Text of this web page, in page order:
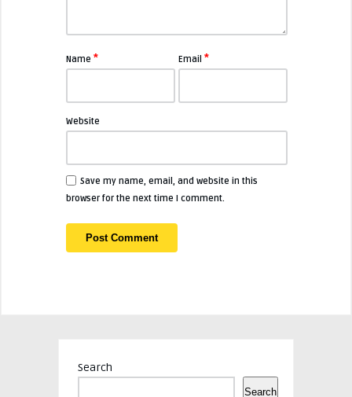
Name * Email*
Website
Save my name, email, and website in this
browser for the next time I comment.
Search
Search